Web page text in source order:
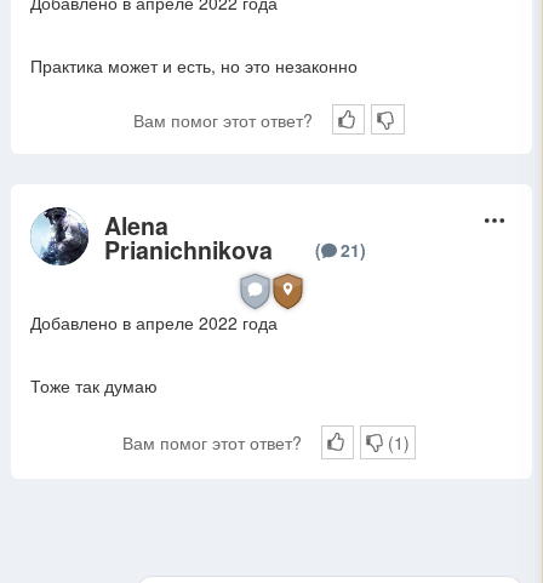
Практика может и есть, но это незаконно
Вам помог этот ответ?
A Alena
Prianichnikova ( 21)
Добавлено в апреле 2022 года
Тоже так думаю
Вам помог этот ответ? (1)